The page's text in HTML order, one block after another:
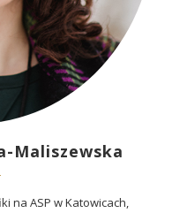
Maliszewska
na ASP w Katowicach,